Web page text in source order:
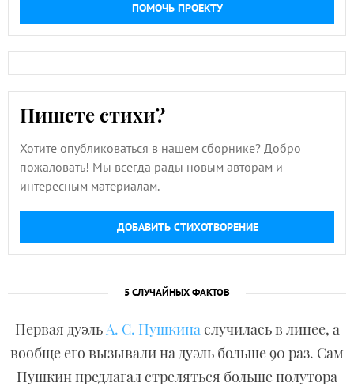
ПОМОЧЬ ПРОЕКТУ
Пишете стихи?
Хотите опубликоваться в нашем сборнике? Добро
пожаловать! Мы всегда рады новым авторам и
интересным материалам.
ДОБАВИТЬ СТИХОТВОРЕНИЕ
5 СЛУЧАЙНЫХ ФАКТОВ
Первая дуэльА. С. Пушкинаслучилась в лицее, а
вообще его вызывали на дуэль больше 90 раз. Сам
Пушкин предлагал стреляться больше полутора